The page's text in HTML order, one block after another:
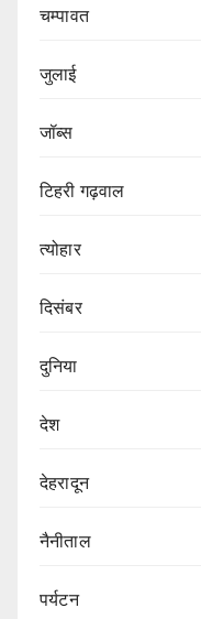
चम्पावत
जुलाई
जॉब्स
टिहरी गढ़वाल
त्योहार
दिसंबर
दुनिया
देश
देहरादून
नैनीताल
पर्यटन